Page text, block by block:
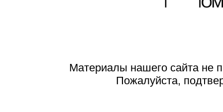
Материалы нашего сайта не
Пожалуйста,